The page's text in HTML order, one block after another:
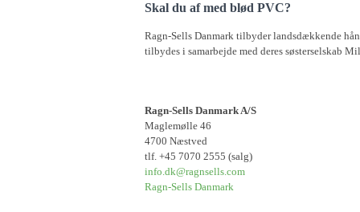
Skal du af med blød PVC?
Ragn-Sells Danmark tilbyder landsdækkende
tilbydes i samarbejde med deres søsterselskab
Ragn-Sells Danmark A/S
Maglemølle 46
4700 Næstved
tlf. +45 7070 2555 (salg)
info.dk@ragnsells.com
Ragn-Sells Danmark